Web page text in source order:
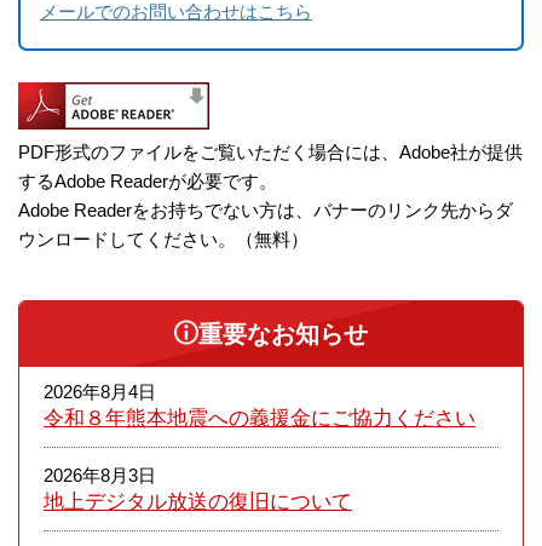
メールでのお問い合わせはこちら
PDF形式のファイルをご覧いただく場合には、Adobe社が提供
するAdobe Readerが必要です。
Adobe Readerをお持ちでない方は、バナーのリンク先からダ
ウンロードしてください。（無料）
重要なお知らせ
2026年8月4日
令和８年熊本​地震への義援金にご協力ください
2026年8月3日
地上デジタル放送の復旧について